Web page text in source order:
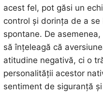
acest fel, pot găsi un
control și dorința de a
spontane. De
să înțeleagă că
atitudine negativă, ci o
personalității acestor
sentiment de siguranță